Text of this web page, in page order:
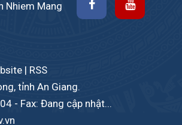
| RSS
tỉnh An Giang.
- Fax: Đang cập nhật...